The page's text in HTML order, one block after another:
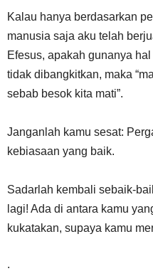
Kalau hanya berdasarkan
manusia saja aku telah
Efesus, apakah gunanya
tidak dibangkitkan, maka
sebab besok kita mati”.
Janganlah kamu sesat:
kebiasaan yang baik.
Sadarlah kembali sebaik-
lagi! Ada di antara kamu
kukatakan, supaya kamu
.